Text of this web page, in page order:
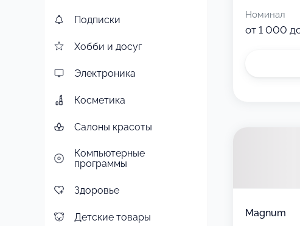
Подписки
Хобби и досуг
Электроника
Косметика
Салоны красоты
Компьютерные
программы
Здоровье
Детские товары
Номинал
от 1 000
Magnum